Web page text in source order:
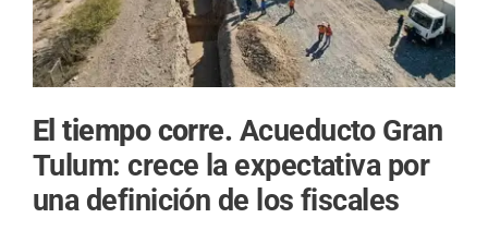
El tiempo corre. Acueducto Gran
Tulum: crece la expectativa por
una definición de los fiscales